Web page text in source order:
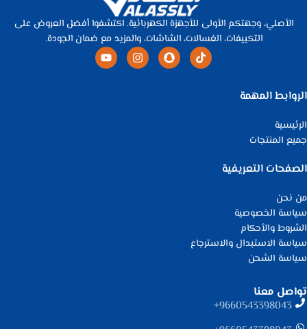
الأصلي، وجهتكم الأولى للأجهزة الكهربائية. اكتشفوا أفضل العروض على
التكييفات، الغسالات، الشاشات، والمزيد مع ضمان الجودة.
الروابط المهمة
الرئيسية
جميع المنتجات
الصفحات التعريفية
من نحن
سياسة الخصوصية
الشروط والأحكام
سياسة الاستبدال والاسترجاع
سياسة الشحن
تواصل معنا
9660543398043⁩+